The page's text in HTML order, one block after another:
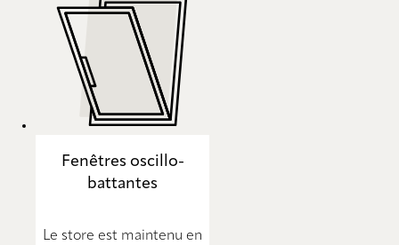
Fenêtres oscillo-
battantes
Le store est maintenu en